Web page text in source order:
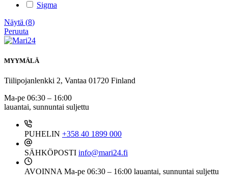
Sigma
Näytä (8)
Peruuta
MYYMÄLÄ
Tiilipojanlenkki 2, Vantaa 01720 Finland
Ma-pe 06:30 – 16:00
lauantai, sunnuntai suljettu
PUHELIN +358 40 1899 000
SÄHKÖPOSTI info@mari24.fi
AVOINNA Ma-pe 06:30 – 16:00 lauantai, sunnuntai suljettu